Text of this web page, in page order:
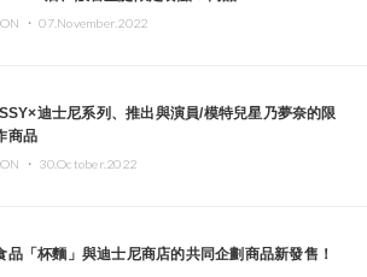
・07.November.2022
迪士尼系列、推出與演員/模特兒星乃夢奈的限
商品
・ 30.October.2022
品「杯麵」與迪士尼商店的共同企劃商品新發售！